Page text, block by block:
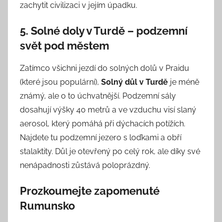
zachytit civilizaci v jejím úpadku.
5. Solné doly v Turdě – podzemní
svět pod městem
Zatímco všichni jezdí do solných dolů v Praidu
(které jsou populární), Solný důl v Turdě je méně
známý, ale o to úchvatnější. Podzemní sály
dosahují výšky 40 metrů a ve vzduchu visí slaný
aerosol, který pomáhá při dýchacích potížích.
Najdete tu podzemní jezero s loďkami a obří
stalaktity. Důl je otevřený po celý rok, ale díky své
nenápadnosti zůstává poloprázdný.
Prozkoumejte zapomenuté
Rumunsko